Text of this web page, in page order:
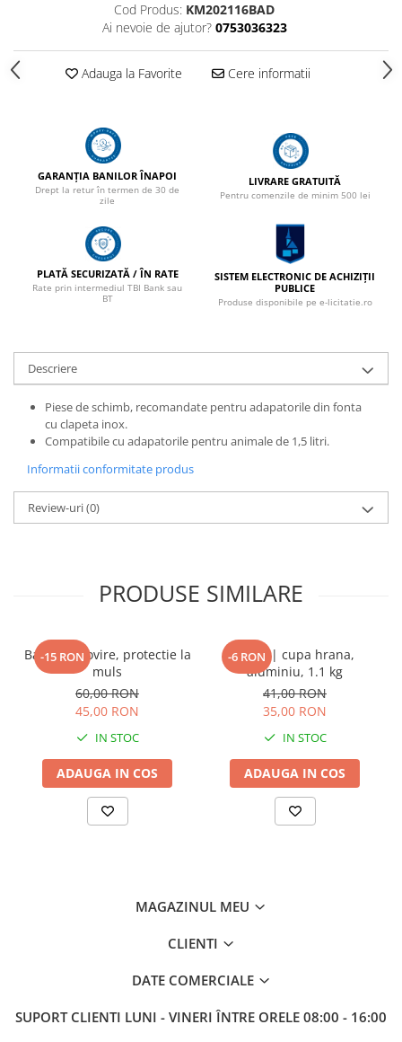
Porcine
Adapare
Furaje porci
Igiena
Ingrijire in general
Veterinare
Garduri electrice
Aparate gard electric
Baterii / Acumulatori
Conductori gard electric
Conectori
Intinzatori
Izolatori
Panouri solare
Seturi gard electric
Stalpi
Tamburi fir
Echipamente de lucru
Imbracaminte profesionala
Incaltaminte
Intretinere
Cod Produs: KM202116BAD
Ai nevoie de ajutor? 0753036323
Adauga la Favorite Cere informatii
GARANȚIA BANILOR ÎNAPOI
Drept la retur în termen de 30 de
zile
LIVRARE GRATUITĂ
Pentru comenzile de minim 500 lei
PLATĂ SECURIZATĂ / ÎN RATE
Rate prin intermediul TBI Bank sau
BT
SISTEM ELECTRONIC DE ACHIZIȚII
PUBLICE
Produse disponibile pe e-licitatie.ro
Descriere
Piese de schimb, recomandate pentru adapatorile din fonta
cu clapeta inox.
Compatibile cu adapatorile pentru animale de 1,5 litri.
Informatii conformitate produs
Review-uri(0)
PRODUSE SIMILARE
-15 RON
Bara anti lovire, protectie la
muls
60,00 RON
45,00 RON
IN STOC
ADAUGA IN COS
-6 RON
Scafa | cupa hrana,
aluminiu, 1.1 kg
41,00 RON
35,00 RON
IN STOC
ADAUGA IN COS
MAGAZINUL MEU
CLIENTI
DATE COMERCIALE
SUPORT CLIENTI LUNI - VINERI ÎNTRE ORELE 08:00 - 16:00